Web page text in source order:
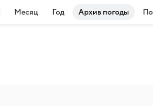
Месяц Год Архив погоды